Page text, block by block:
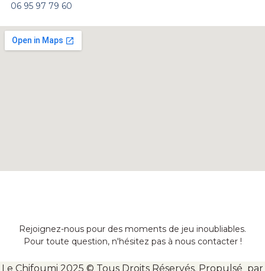
Rejoignez-nous pour des moments de jeu inoubliables.
Pour toute question, n'hésitez pas à nous contacter !
06 95 97 79 60
Le Chifoumi 2025 © Tous Droits Réservés. Propulsé par